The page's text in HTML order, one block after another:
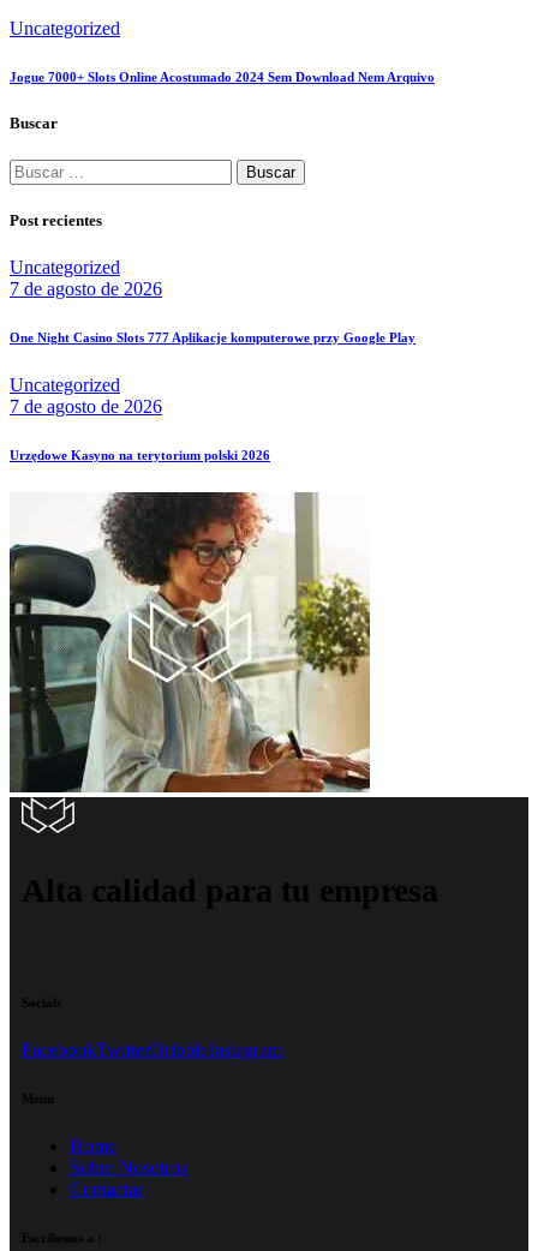
Uncategorized
Jogue 7000+ Slots Online Acostumado 2024 Sem Download Nem Arquivo
Buscar
Buscar:
Post recientes
Uncategorized
7 de agosto de 2026
One Night Casino Slots 777 Aplikacje komputerowe przy Google Play
Uncategorized
7 de agosto de 2026
Urzędowe Kasyno na terytorium polski 2026
Alta calidad para tu empresa
Socials
FacebookTwitterDribbleInstagram
Menu
Home
Sobre Nosotros
Contactar
Escríbenos a :